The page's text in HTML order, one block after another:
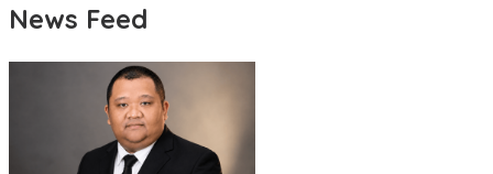
News Feed